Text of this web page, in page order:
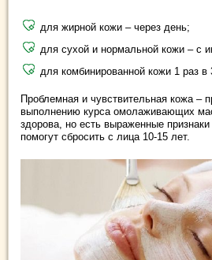
для жирной кожи – через день;
для сухой и нормальной кожи – с
для комбинированной кожи 1 раз в
Проблемная и чувствительная кожа –
выполнению курса омолаживающих
здорова, но есть выраженные
помогут сбросить с лица 10-15 лет.